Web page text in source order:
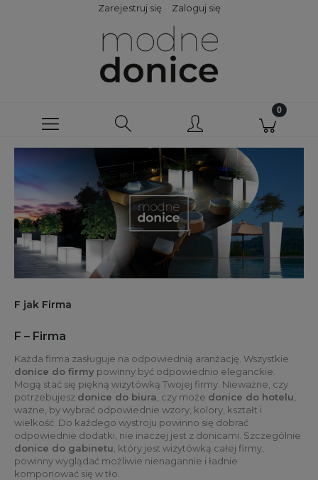
Zarejestruj się Zaloguj się
F jak Firma
F – Firma
Każda firma zasługuje na odpowiednią aranżację. Wszystkie
donice do firmy powinny być odpowiednio eleganckie.
Mogą stać się piękną wizytówką Twojej firmy. Nieważne, czy
potrzebujesz donice do biura , czy może donice do hotelu
ważne, by wybrać odpowiednie wzory, kolory, kształt i
wielkość. Do każdego wystroju powinno się dobrać
odpowiednie dodatki, nie inaczej jest z donicami. Szczególnie
donice do gabinetu , który jest wizytówką całej firmy,
powinny wyglądać możliwie nienagannie i ładnie
komponować się w tło.